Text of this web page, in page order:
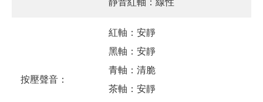
靜音紅軸：線性
按壓聲音：
紅軸：安靜
黑軸：安靜
青軸：清脆
茶軸：安靜